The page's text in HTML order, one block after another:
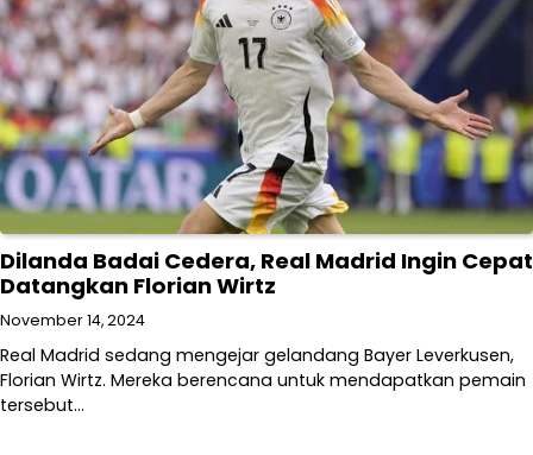
Dilanda Badai Cedera, Real Madrid Ingin Cepat
Datangkan Florian Wirtz
November 14, 2024
Real Madrid sedang mengejar gelandang Bayer Leverkusen,
Florian Wirtz. Mereka berencana untuk mendapatkan pemain
tersebut…